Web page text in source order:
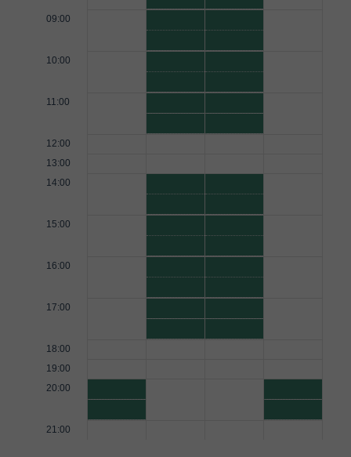
09:00
10:00
11:00
12:00
13:00
14:00
15:00
16:00
17:00
18:00
19:00
20:00
21:00